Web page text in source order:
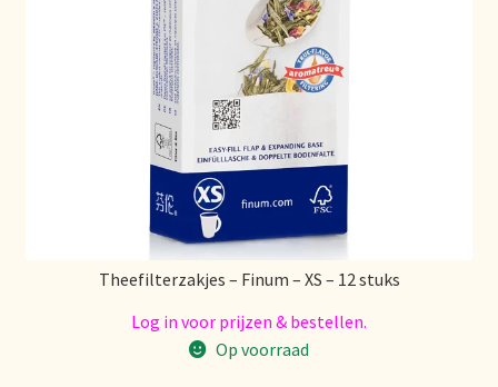
Theefilterzakjes – Finum – XS – 12 stuks
Log in voor prijzen & bestellen.
Op voorraad